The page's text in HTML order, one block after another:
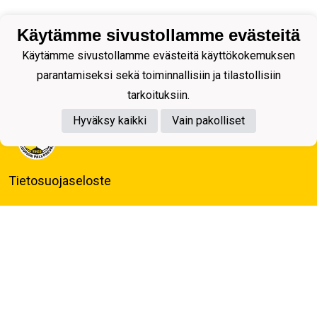
Tietosuojaseloste
Käytämme sivustollamme evästeitä
Käytämme sivustollamme evästeitä käyttökokemuksen
parantamiseksi sekä toiminnallisiin ja tilastollisiin
tarkoituksiin.
Hyväksy kaikki
Vain pakolliset